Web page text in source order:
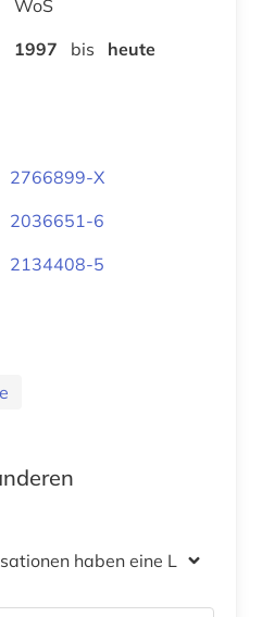
WoS
1997 bis heute
2766899-X
2036651-6
2134408-5
haben eine Lizenz